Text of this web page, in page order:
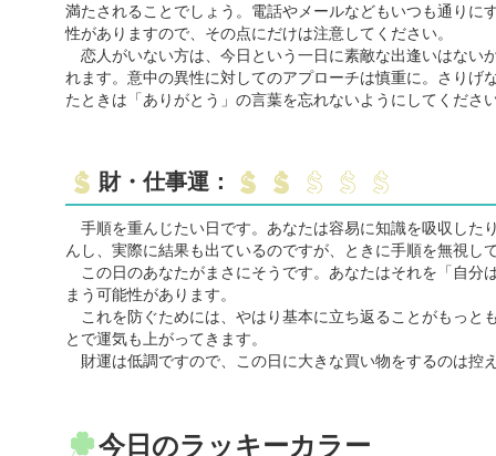
満たされることでしょう。電話やメールなどもいつも通り
性がありますので、その点にだけは注意してください。
恋人がいない方は、今日という一日に素敵な出逢いはない
れます。意中の異性に対してのアプローチは慎重に。さり
たときは「ありがとう」の言葉を忘れないようにしてくださ
財・仕事運：
手順を重んじたい日です。あなたは容易に知識を吸収した
んし、実際に結果も出ているのですが、ときに手順を無視
この日のあなたがまさにそうです。あなたはそれを「自分
まう可能性があります。
これを防ぐためには、やはり基本に立ち返ることがもっと
とで運気も上がってきます。
財運は低調ですので、この日に大きな買い物をするのは控
今日のラッキーカラー